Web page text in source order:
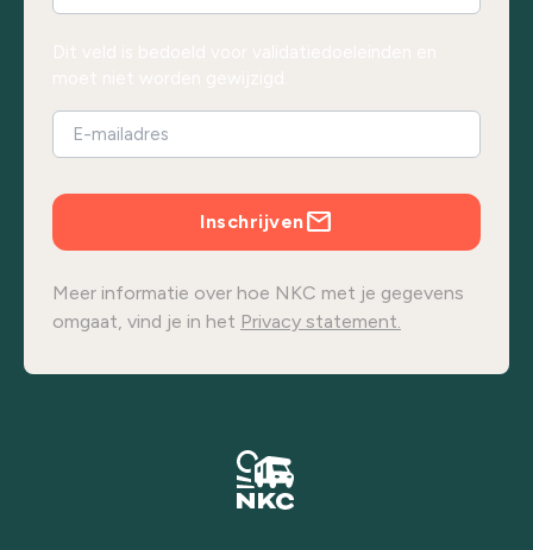
Inschrijven
Meer informatie over hoe NKC met je gegevens
omgaat, vind je in het Privacy statement.